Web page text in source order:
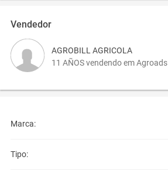
Vendedor
AGROBILL AGRICOLA
11 AÑOS vendendo em Agroads
Marca:
Tipo: